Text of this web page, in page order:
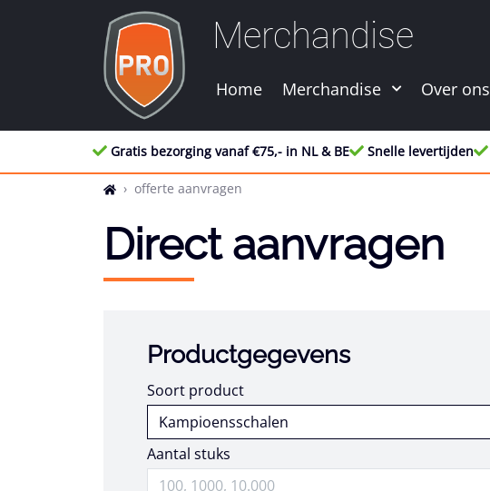
Merchandise
Home Merchandise Over ons
Gratis bezorging vanaf €75,- in NL & BE Snelle levertijden
offerte aanvragen
Direct aanvragen
Productgegevens
Soort product
Aantal stuks